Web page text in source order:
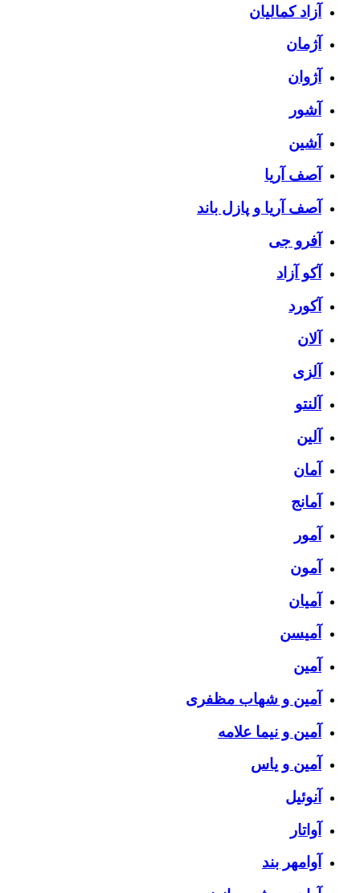
آزاد کمالیان
آژمان
آژوان
آشور
آشین
آصف آریا
آصف آریا و پازل باند
آفرو جی
آکو آزاد
آکورد
آلان
آلزی
آلنتو
آلین
آمان
آمانج
آمور
آمون
آمیان
آمیسن
آمین
آمین و شهاب مظفری
آمین و نیما علامه
آمین و یاس
آنوئیل
آواتار
آوامهر بند